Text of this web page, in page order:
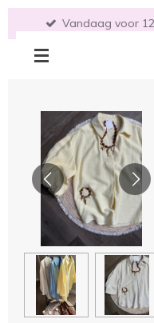
direct
Vandaag voor